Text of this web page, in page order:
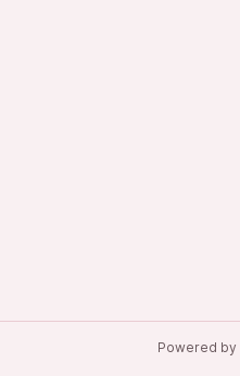
Powered by